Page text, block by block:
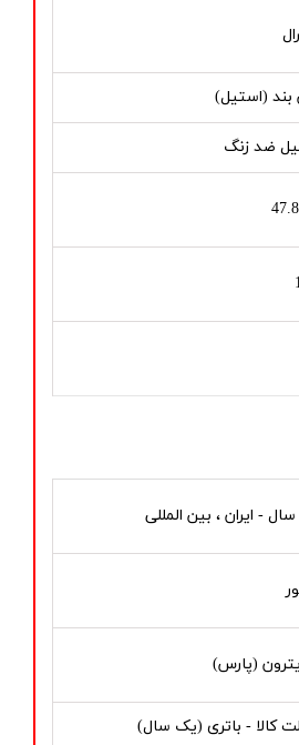
بند (استیل)
ضد زنگ
- ایران ، بین المللی
(پارس)
کالا - باتری (یک سال)